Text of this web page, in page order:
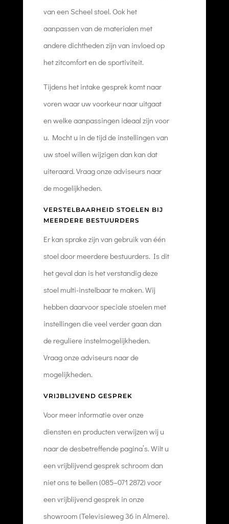
van een Scheel stoel. Ook het
aanpassen van de materialen met
andere dichtheden zijn van invloed op
het zitcomfort en de sportiviteit.
Tijdens het intake gesprek komt naar
voren waar uw voorkeur naar uitgaat
en welke aanpassingen ideaal zijn voor
u. Mocht u in de tijd de instellingen van
uw stoel willen wijzigen dan kan dat
uiteraard. Vraag onze adviseurs naar
de mogelijkheden.
VERSTELBAARHEID STOELEN BIJ
MEERDERE BESTUURDERS
Er kan sprake zijn van gebruik van één
stoel door meerdere bestuurders. Is dit
het geval dan is het verstandig deze
stoel multi-instelbaar te maken. Wij
hebben daarvoor speciale stoelen met
instellingen die veel verder gaan dan
de reguliere instelmogelijkheden.
Vraag onze adviseurs naar de
mogelijkheden.
VRIJBLIJVEND GESPREK
Voor meer informatie over onze
diensten en producten verwijzen wij u
naar de desbetreffende pagina’s. Wilt u
een vrijblijvend gesprek schroom dan
niet ons te bellen (085–071 2872) voor
een vrijblijvend gesprek in onze
showroom (Televisieweg 36 in Almere).